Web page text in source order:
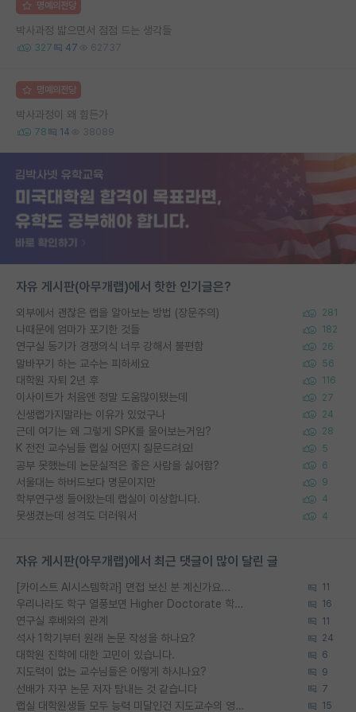
명예의전당
박사과정 밟으면서 점점 드는 생각들
327 47 62737
명예의전당
박사과정이 왜 힘든가
78 14 38089
자유 게시판(아무개랩)에서 핫한 인기글은?
외부에서 괜찮은 랩을 알아보는 방법 (장문주의) 281
나때문에 엄마가 포기한 것들 182
연구실 동기가 경쟁의식 너무 강해서 불편함 26
말바꾸기 하는 교수는 피하세요 56
대학원 자퇴 2년 후 116
이사이트가 처음엔 정말 도움많이됐는데 27
신생랩가지말라는 이유가 있었구나 24
근데 여기는 왜 그렇게 SPK를 물어보는거임? 28
K 전전 교수님들 랩실 어떤지 질문드려요! 5
공부 못했는데 논문실적은 좋은 사람을 싫어함? 6
서울대는 하버드보다 명문이지만 9
학부연구생 들어왔는데 랩실이 이상합니다. 4
못생겼는데 성격도 더러워서 4
자유 게시판(아무개랩)에서 최근 댓글이 많이 달린 글
[카이스트 AI시스템학과] 면접 보신 분 계신가요... 11
우리나라도 학구 열풍보면 Higher Doctorate 학위가 필요하다고 봅니다. 16
연구실 후배와의 관계 11
석사 1학기부터 원래 논문 작성을 하나요? 24
대학원 진학에 대한 고민이 있습니다. 6
지도력이 없는 교수님들은 어떻게 하시나요? 9
선배가 자꾸 논문 저자 탐내는 것 같습니다 7
랩실 대학원생들 모두 능력 미달인건 지도교수의 영향 아닌가? 15